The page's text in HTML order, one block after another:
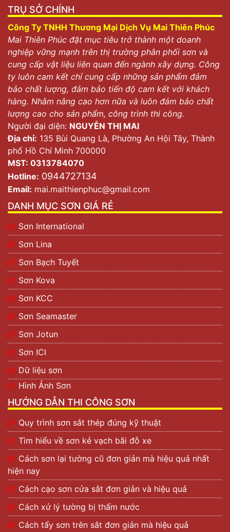
TRỤ SỞ CHÍNH
Công Ty TNHH Thương Mại Dịch Vụ Mai Thiên Phúc
Mai Thiên Phúc đặt mục tiêu trở thành một doanh
nghiệp vững mạnh trên thị trường phân phối sơn và
cung cấp vật liệu liên quan đến ngành xây dựng. Công
ty luôn cam kết chỉ cung cấp những sản phẩm đảm
bảo chất lượng, đảm bảo tiến độ cam kết với khách
hàng. Nhằm nâng cao hơn nữa và luôn đảm bảo chất
lượng cao cho sản phẩm, công trình thi công.
Người đại diện: NGUYỄN THỊ MAI
Địa chỉ: 135 Bùi Quang Là, Phường An Hội Tây, Thành
phố Hồ Chí Minh 700000
MST: 0313784070
Hotline: 0944727134
Email: mai.maithienphuc@gmail.com
DANH MỤC SƠN GIÁ RẺ
Sơn International
Sơn Lina
Sơn Bạch Tuyết
Sơn Kova
Sơn KCC
Sơn Seamaster
Sơn Jotun
Sơn ICI
Dữ liệu sơn
Hình Ảnh Sơn
HƯỚNG DẪN THI CÔNG SƠN
Quy trình sơn sắt thép đúng kỹ thuật
Tìm hiểu về sơn kẻ vạch bãi đỗ xe
Cách sơn lại tường cũ đơn giản mà hiệu quả nhất
hiện nay
Cách cạo sơn cửa sắt đơn giản và hiệu quả
Cách xử lý tường bị thấm nước
Cách tẩy sơn trên sắt đơn giản mà hiệu quả